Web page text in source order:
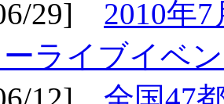
29] 2010年
ライブイベ